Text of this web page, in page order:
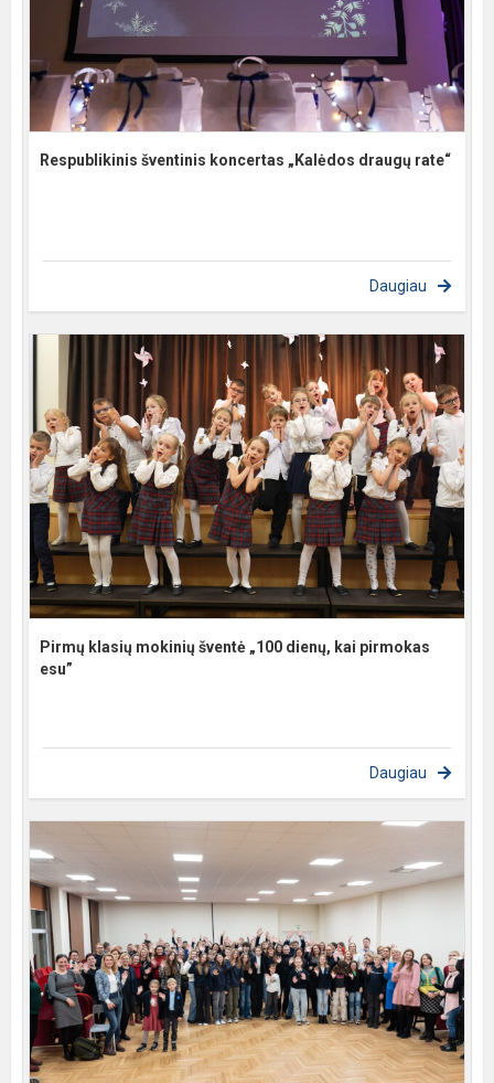
Respublikinis šventinis koncertas „Kalėdos draugų rate“
Daugiau
Pirmų klasių mokinių šventė „100 dienų, kai pirmokas
esu”
Daugiau